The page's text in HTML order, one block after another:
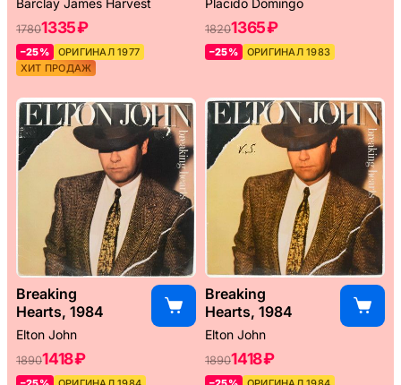
17801335 ₽
–25%
ОРИГИНАЛ 1977
ХИТ ПРОДАЖ
18201365 ₽
–25% ОРИГИНАЛ 1983
Breaking
Hearts, 1984
Elton John
18901418 ₽
Breaking
Hearts, 1984
Elton John
18901418 ₽